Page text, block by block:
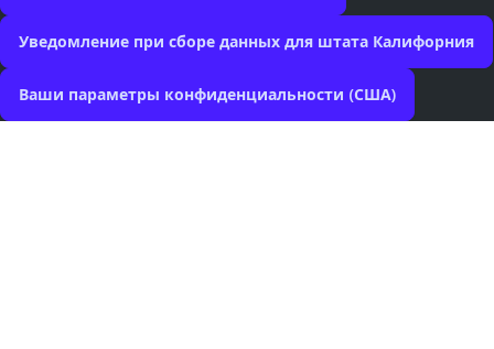
Уведомление при сборе данных для штата Калифорния
Ваши параметры конфиденциальности (США)